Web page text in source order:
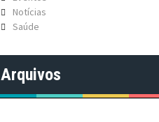
Notícias
Saúde
Arquivos